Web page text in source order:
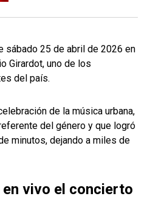
sábado 25 de abril de 2026 en
Girardot, uno de los
del país.
de la música urbana,
del género y que logró
minutos, dejando a miles de
vivo el concierto